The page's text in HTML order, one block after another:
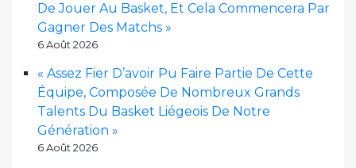
De Jouer Au Basket, Et Cela Commencera Par
Gagner Des Matchs »
6 Août 2026
« Assez Fier D’avoir Pu Faire Partie De Cette
Équipe, Composée De Nombreux Grands
Talents Du Basket Liégeois De Notre
Génération »
6 Août 2026